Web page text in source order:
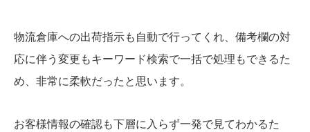
物流倉庫への出荷指示も自動で行ってくれ、備考欄の対
応に伴う変更もキーワード検索で一括で処理もできるた
め、非常に柔軟だったと思います。
お客様情報の確認も下層に入らず一発で見てわかるた